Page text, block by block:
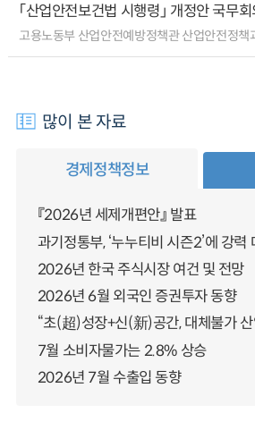
「산업안전보건법 시행령」 개정안 국무
고용노동부 산업안전예방정책관 산업안전정책
많이 본 자료
경제정책정보
『2026년 세제개편안』 발표
과기정통부, ‘누누티비 시즌2’에 강력
2026년 한국 주식시장 여건 및 전망
2026년 6월 외국인 증권투자 동향
“초(超)성장+신(新)공간, 대체불가 산
7월 소비자물가는 2.8% 상승
2026년 7월 수출입 동향